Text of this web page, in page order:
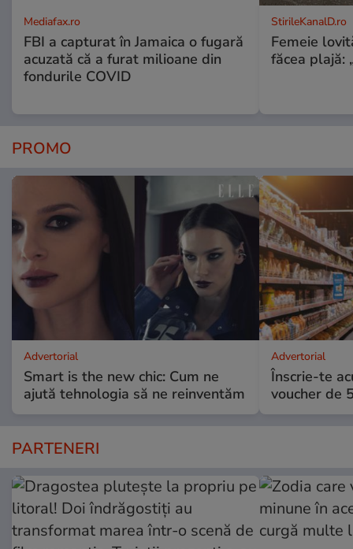
Mediafax.ro
FBI a capturat în Jamaica o fugară
acuzată că a furat milioane din
fondurile COVID
StirileKanalD.ro
Femeie
făcea plajă:
PROMO
Advertorial
Smart is the new chic: Cum ne
ajută tehnologia să ne reinventăm
Advertorial
Înscrie-te
voucher de
PARTENERI